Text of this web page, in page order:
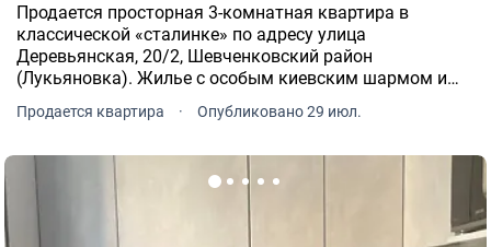
Продается просторная 3-комнатная квартира в
классической «сталинке» по адресу улица
Деревьянская, 20/2, Шевченковский район
(Лукьяновка). Жилье с особым киевским шармом и
отличными техническими характеристиками
расположено на комфортном 3-м этаже 5-этажного
Продается квартира · Опубликовано 29 июл.